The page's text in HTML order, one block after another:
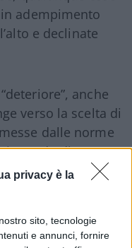
privacy è la
sito, tecnologie
e annunci, fornire
adempimento
e declinate
anche
verso la scelta di
dalle norme
in grado di